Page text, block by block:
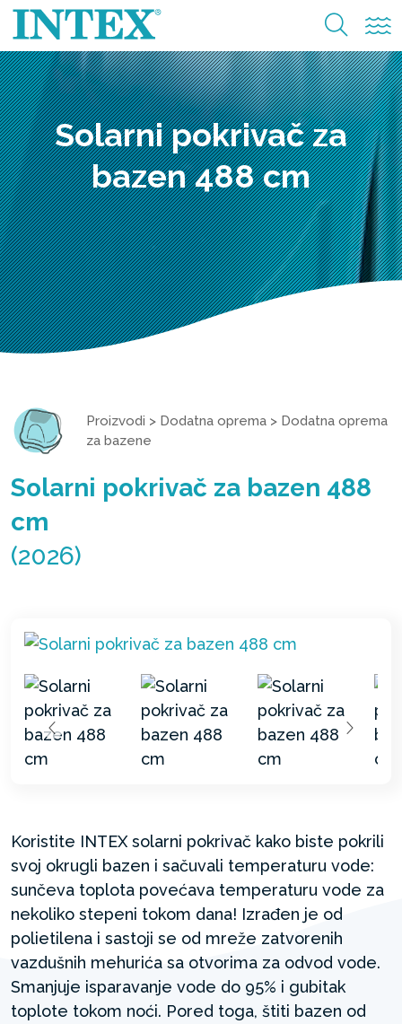
Solarni pokrivač za
bazen 488 cm
Proizvodi > Dodatna oprema > Dodatna oprema
za bazene
Solarni pokrivač za bazen 488
cm
(2026)
Koristite INTEX solarni pokrivač kako biste pokrili
svoj okrugli bazen i sačuvali temperaturu vode:
sunčeva toplota povećava temperaturu vode za
nekoliko stepeni tokom dana! Izrađen je od
polietilena i sastoji se od mreže zatvorenih
vazdušnih mehurića sa otvorima za odvod vode.
Smanjuje isparavanje vode do 95% i gubitak
toplote tokom noći. Pored toga, štiti bazen od